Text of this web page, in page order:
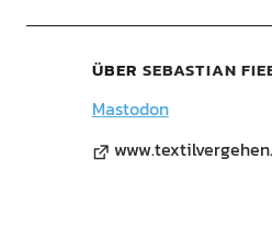
ÜBER SEBASTIAN
Mastodon